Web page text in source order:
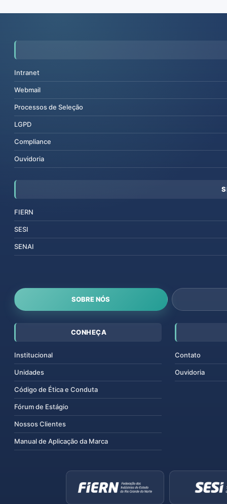
Intranet
Webmail
Processos de Seleção
LGPD
Compliance
Ouvidoria
FIERN
SESI
SENAI
SOBRE NÓS
CONHEÇA
Institucional
Unidades
Código de Ética e Conduta
Fórum de Estágio
Nossos Clientes
Manual de Aplicação da Marca
Contato
Ouvidoria